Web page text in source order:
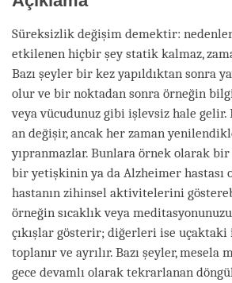
Süreksizlik değişim demektir:
etkilenen hiçbir şey statik kalmaz,
Bazı şeyler bir kez yapıldıktan sonra
olur ve bir noktadan sonra örneğin
veya vücudunuz gibi işlevsiz hale gelir.
an değişir, ancak her zaman
yıpranmazlar. Bunlara örnek olarak
bir yetişkinin ya da Alzheimer
hastanın zihinsel aktivitelerini
örneğin sıcaklık veya
çıkışlar gösterir; diğerleri ise
toplanır ve ayrılır. Bazı şeyler, mesela
gece devamlı olarak tekrarlanan